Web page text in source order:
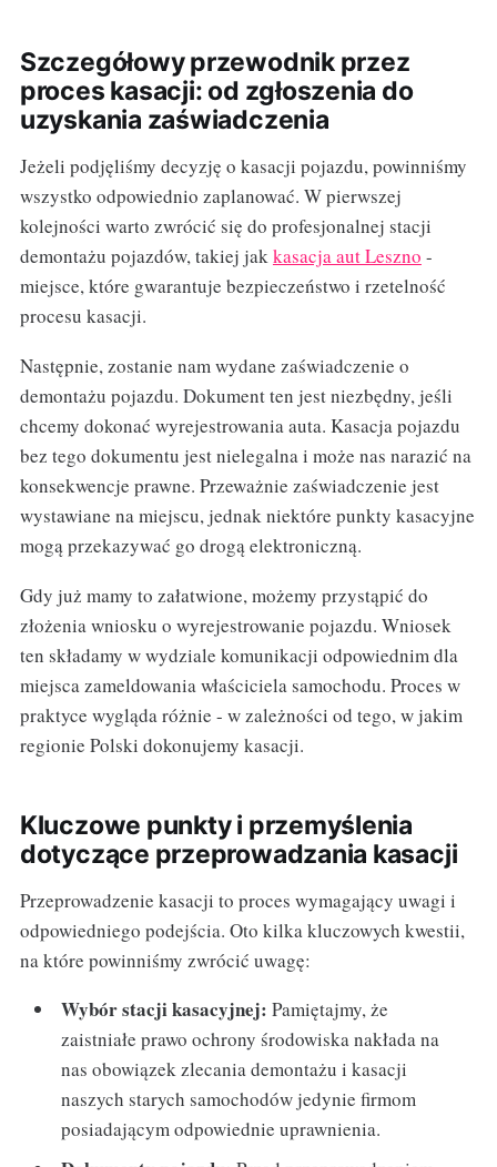
Szczegółowy przewodnik przez
proces kasacji: od zgłoszenia do
uzyskania zaświadczenia
Jeżeli podjęliśmy decyzję o kasacji pojazdu, powinniśmy
wszystko odpowiednio zaplanować. W pierwszej
kolejności warto zwrócić się do profesjonalnej stacji
demontażu pojazdów, takiej jakkasacja aut Leszno -
miejsce, które gwarantuje bezpieczeństwo i rzetelność
procesu kasacji.
Następnie, zostanie nam wydane zaświadczenie o
demontażu pojazdu. Dokument ten jest niezbędny, jeśli
chcemy dokonać wyrejestrowania auta. Kasacja pojazdu
bez tego dokumentu jest nielegalna i może nas narazić na
konsekwencje prawne. Przeważnie zaświadczenie jest
wystawiane na miejscu, jednak niektóre punkty kasacyjne
mogą przekazywać go drogą elektroniczną.
Gdy już mamy to załatwione, możemy przystąpić do
złożenia wniosku o wyrejestrowanie pojazdu. Wniosek
ten składamy w wydziale komunikacji odpowiednim dla
miejsca zameldowania właściciela samochodu. Proces w
praktyce wygląda różnie - w zależności od tego, w jakim
regionie Polski dokonujemy kasacji.
Kluczowe punkty i przemyślenia
dotyczące przeprowadzania kasacji
Przeprowadzenie kasacji to proces wymagający uwagi i
odpowiedniego podejścia. Oto kilka kluczowych kwestii,
na które powinniśmy zwrócić uwagę:
Wybór stacji kasacyjnej: Pamiętajmy, że
zaistniałe prawo ochrony środowiska nakłada na
nas obowiązek zlecania demontażu i kasacji
naszych starych samochodów jedynie firmom
posiadającym odpowiednie uprawnienia.